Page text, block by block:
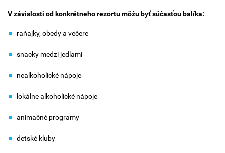
V závislosti od konkrétneho rezortu môžu byť súčasťou balíka:
raňajky, obedy a večere
snacky medzi jedlami
nealkoholické nápoje
lokálne alkoholické nápoje
animačné programy
detské kluby